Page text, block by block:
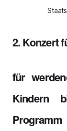
2. Konzert
für
Kindern
Programm